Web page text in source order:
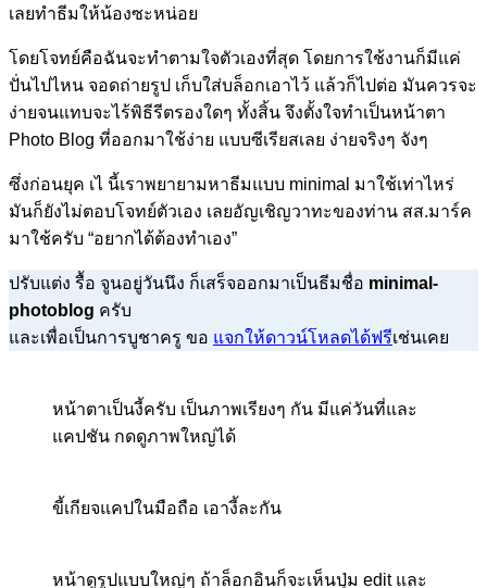
เลยทำธีมให้น้องซะหน่อย
โดยโจทย์คือฉันจะทำตามใจตัวเองที่สุด โดยการใช้งานก็มีแค่
ปั่นไปไหน จอดถ่ายรูป เก็บใส่บล็อกเอาไว้ แล้วก็ไปต่อ มันควรจะ
ง่ายจนแทบจะไร้พิธีรีตรองใดๆ ทั้งสิ้น จึงตั้งใจทำเป็นหน้าตา
Photo Blog ที่ออกมาใช้ง่าย แบบซีเรียสเลย ง่ายจริงๆ จังๆ
ซึ่งก่อนยุค เไ นี้เราพยายามหาธีมแบบ minimal มาใช้เท่าไหร่
มันก็ยังไม่ตอบโจทย์ตัวเอง เลยอัญเชิญวาทะของท่าน สส.มาร์ค
มาใช้ครับ “อยากได้ต้องทำเอง”
ปรับแต่ง รื้อ จูนอยู่วันนึง ก็เสร็จออกมาเป็นธีมชื่อ minimal-
photoblog ครับ
และเพื่อเป็นการบูชาครู ขอ แจกให้ดาวน์โหลดได้ฟรีเช่นเคย
หน้าตาเป็นงี้ครับ เป็นภาพเรียงๆ กัน มีแค่วันที่และ
แคปชัน กดดูภาพใหญ่ได้
ขี้เกียจแคปในมือถือ เอางี้ละกัน
หน้าดูรูปแบบใหญ่ๆ ถ้าล็อกอินก็จะเห็นปุ่ม edit และ